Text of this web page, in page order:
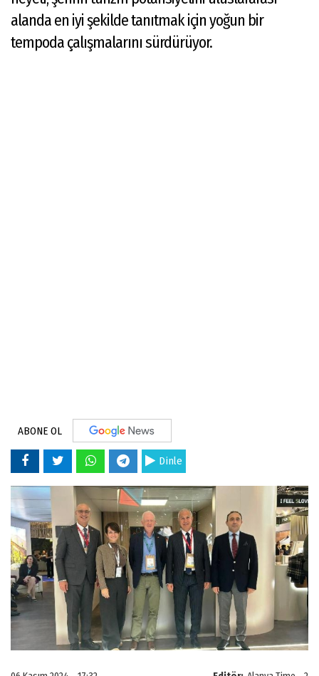
alanda en iyi şekilde tanıtmak için yoğun bir
tempoda çalışmalarını sürdürüyor.
ABONE OL
Dinle